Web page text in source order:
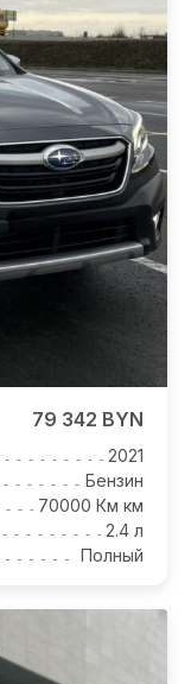
79 342 BYN
2021
Бензин
70000 Км км
2.4 л
Полный